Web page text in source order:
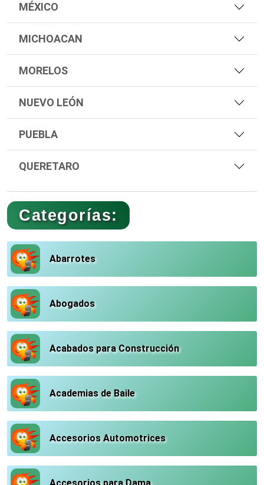
MÉXICO
MICHOACAN
MORELOS
NUEVO LEÓN
PUEBLA
QUERETARO
Categorías:
Abarrotes
Abogados
Acabados para Construcción
Academias de Baile
Accesorios Automotrices